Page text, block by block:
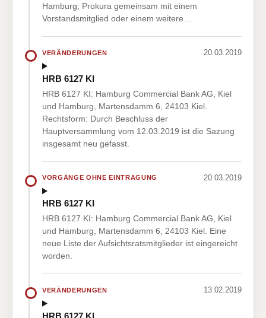
Hamburg; Prokura gemeinsam mit einem
Vorstandsmitglied oder einem weitere…
VERÄNDERUNGEN 20.03.2019
HRB 6127 KI
HRB 6127 KI: Hamburg Commercial Bank AG, Kiel
und Hamburg, Martensdamm 6, 24103 Kiel.
Rechtsform: Durch Beschluss der
Hauptversammlung vom 12.03.2019 ist die Sazung
insgesamt neu gefasst.
VORGÄNGE OHNE EINTRAGUNG 20.03.2019
HRB 6127 KI
HRB 6127 KI: Hamburg Commercial Bank AG, Kiel
und Hamburg, Martensdamm 6, 24103 Kiel. Eine
neue Liste der Aufsichtsratsmitglieder ist eingereicht
worden.
VERÄNDERUNGEN 13.02.2019
HRB 6127 KI